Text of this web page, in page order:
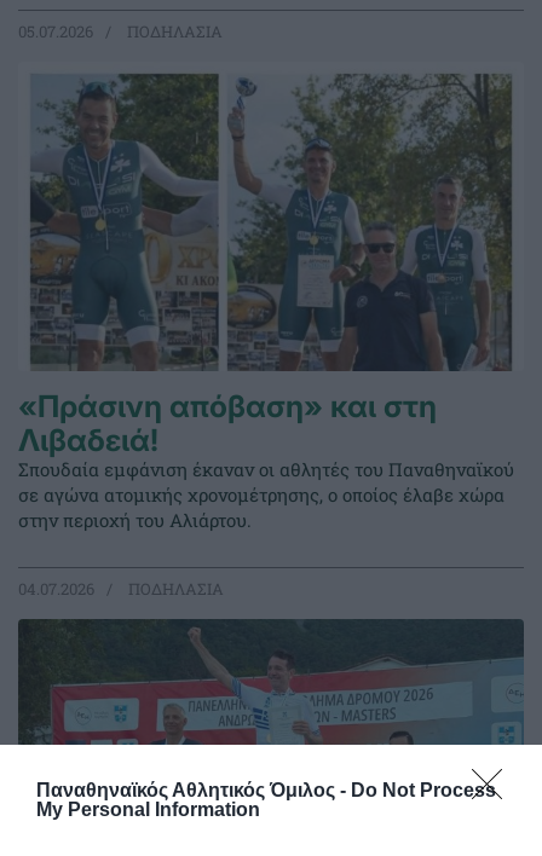
Παναθηναϊκός Αθλητικός Όμιλος - Do Not Process
My Personal Information
05.07.2026 ΠΟΔΗΛΑΣΙΑ
«Πράσινη απόβαση» και στη
Λιβαδειά!
Σπουδαία εμφάνιση έκαναν οι αθλητές του Παναθηναϊκού
σε αγώνα ατομικής χρονομέτρησης, ο οποίος έλαβε χώρα
στην περιοχή του Αλιάρτου.
04.07.2026 ΠΟΔΗΛΑΣΙΑ